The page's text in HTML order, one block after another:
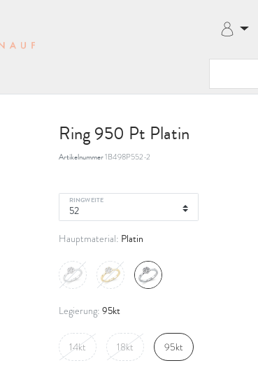
Ring 950 Pt Platin
Artikelnummer1B498P552-2
RINGWEITE
Hauptmaterial: Platin
Legierung: 95kt
14kt 18kt 95kt